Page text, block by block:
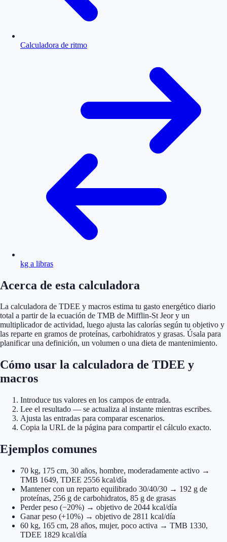
Calculadora de ritmo
kg a libras
Acerca de esta calculadora
La calculadora de TDEE y macros estima tu gasto energético diario
total a partir de la ecuación de TMB de Mifflin-St Jeor y un
multiplicador de actividad, luego ajusta las calorías según tu objetivo y
las reparte en gramos de proteínas, carbohidratos y grasas. Úsala para
planificar una definición, un volumen o una dieta de mantenimiento.
Cómo usar la calculadora de TDEE y
macros
Introduce tus valores en los campos de entrada.
Lee el resultado — se actualiza al instante mientras escribes.
Ajusta las entradas para comparar escenarios.
Copia la URL de la página para compartir el cálculo exacto.
Ejemplos comunes
70 kg, 175 cm, 30 años, hombre, moderadamente activo →
TMB 1649, TDEE 2556 kcal/día
Mantener con un reparto equilibrado 30/40/30 → 192 g de
proteínas, 256 g de carbohidratos, 85 g de grasas
Perder peso (−20%) → objetivo de 2044 kcal/día
Ganar peso (+10%) → objetivo de 2811 kcal/día
60 kg, 165 cm, 28 años, mujer, poco activa → TMB 1330,
TDEE 1829 kcal/día